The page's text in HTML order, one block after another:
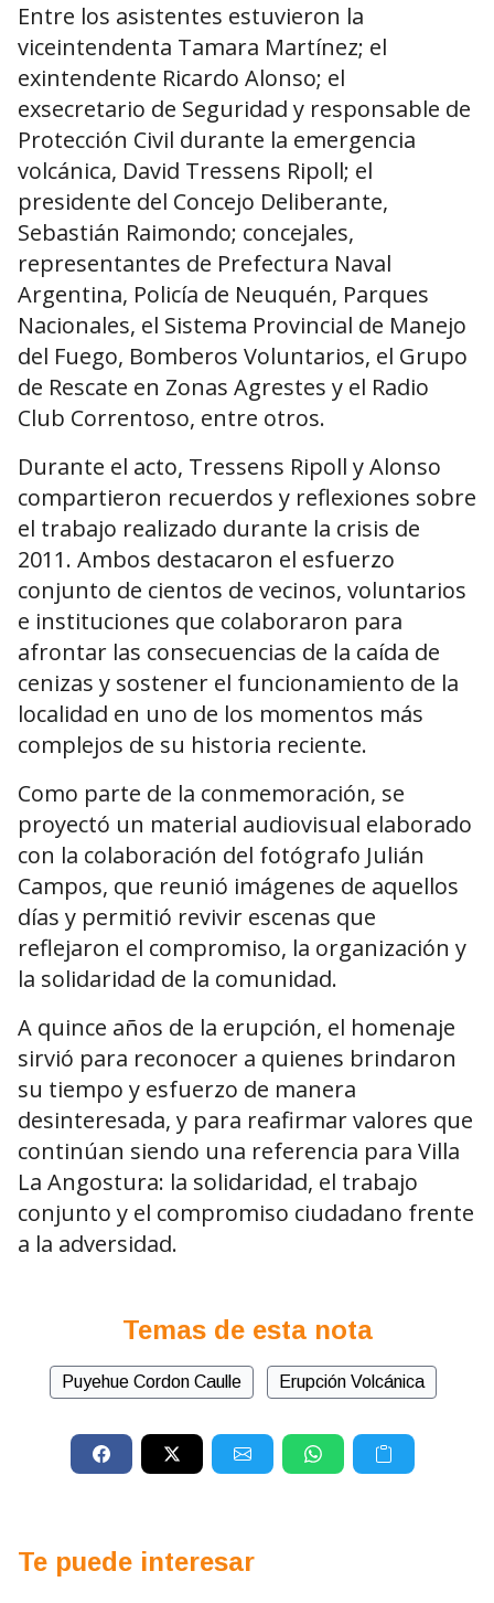
Entre los asistentes estuvieron la
viceintendenta Tamara Martínez; el
exintendente Ricardo Alonso; el
exsecretario de Seguridad y responsable de
Protección Civil durante la emergencia
volcánica, David Tressens Ripoll; el
presidente del Concejo Deliberante,
Sebastián Raimondo; concejales,
representantes de Prefectura Naval
Argentina, Policía de Neuquén, Parques
Nacionales, el Sistema Provincial de Manejo
del Fuego, Bomberos Voluntarios, el Grupo
de Rescate en Zonas Agrestes y el Radio
Club Correntoso, entre otros.
Durante el acto, Tressens Ripoll y Alonso
compartieron recuerdos y reflexiones sobre
el trabajo realizado durante la crisis de
2011. Ambos destacaron el esfuerzo
conjunto de cientos de vecinos, voluntarios
e instituciones que colaboraron para
afrontar las consecuencias de la caída de
cenizas y sostener el funcionamiento de la
localidad en uno de los momentos más
complejos de su historia reciente.
Como parte de la conmemoración, se
proyectó un material audiovisual elaborado
con la colaboración del fotógrafo Julián
Campos, que reunió imágenes de aquellos
días y permitió revivir escenas que
reflejaron el compromiso, la organización y
la solidaridad de la comunidad.
A quince años de la erupción, el homenaje
sirvió para reconocer a quienes brindaron
su tiempo y esfuerzo de manera
desinteresada, y para reafirmar valores que
continúan siendo una referencia para Villa
La Angostura: la solidaridad, el trabajo
conjunto y el compromiso ciudadano frente
a la adversidad.
Temas de esta nota
Puyehue Cordon Caulle Erupción Volcánica
Te puede interesar